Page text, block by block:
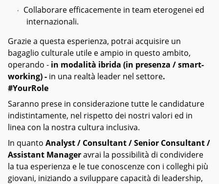
·
Collaborare efficacemente in team eterogenei ed
internazionali.
Grazie a questa esperienza, potrai acquisire un
bagaglio culturale utile e ampio in questo ambito,
operando - in modalità ibrida (in presenza / smart-
working) - in una realtà leader nel settore.
#YourRole
Saranno prese in considerazione tutte le candidature
indistintamente, nel rispetto dei nostri valori ed in
linea con la nostra cultura inclusiva.
In quanto Analyst / Consultant / Senior Consultant /
Assistant Manageravrai la possibilità di condividere
la tua esperienza e le tue conoscenze con i colleghi più
giovani, iniziando a sviluppare capacità di leadership,